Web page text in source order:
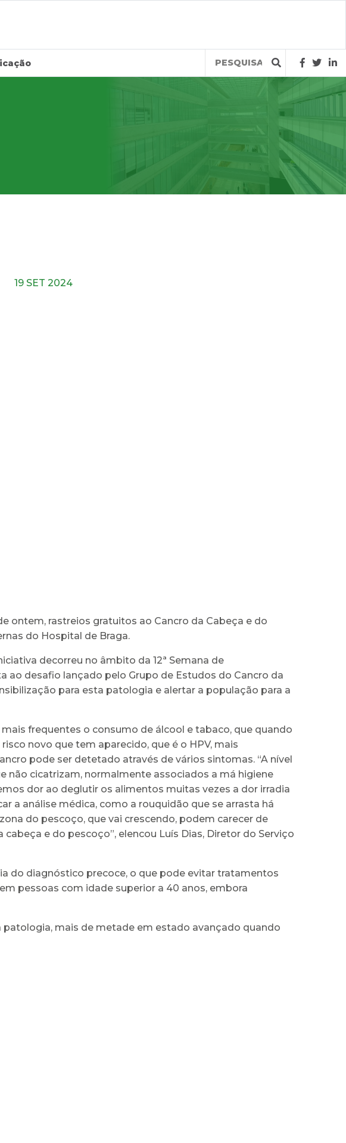
Query
19 SET 2024
ontem, rastreios gratuitos ao Cancro da Cabeça e do
do Hospital de Braga.
decorreu no âmbito da 12ª Semana de
ao desafio lançado pelo Grupo de Estudos do Cancro da
para esta patologia e alertar a população para a
frequentes o consumo de álcool e tabaco, que quando
novo que tem aparecido, que é o HPV, mais
pode ser detetado através de vários sintomas. “A nível
não cicatrizam, normalmente associados a má higiene
dor ao deglutir os alimentos muitas vezes a dor irradia
a análise médica, como a rouquidão que se arrasta há
do pescoço, que vai crescendo, podem carecer de
e do pescoço”, elencou Luís Dias, Diretor do Serviço
do diagnóstico precoce, o que pode evitar tratamentos
pessoas com idade superior a 40 anos, embora
mais de metade em estado avançado quando